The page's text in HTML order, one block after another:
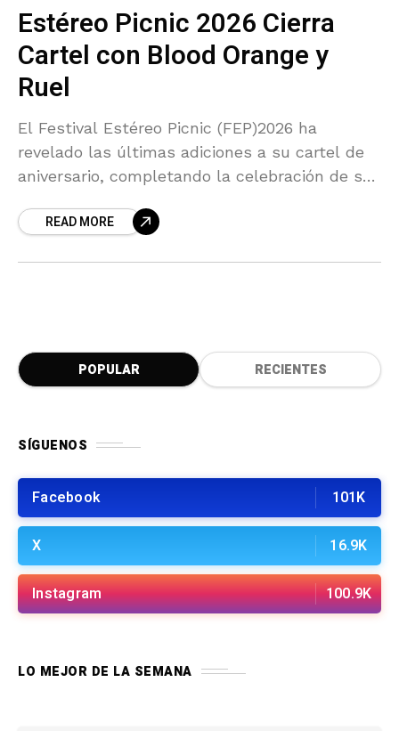
Estéreo Picnic 2026 Cierra
Cartel con Blood Orange y
Ruel
El Festival Estéreo Picnic (FEP)2026 ha
revelado las últimas adiciones a su cartel de
aniversario, completando la celebración de su
incluyó a
READ MORE
POPULAR RECIENTES
SÍGUENOS
Facebook 101K
X 16.9K
Instagram 100.9K
LO MEJOR DE LA SEMANA